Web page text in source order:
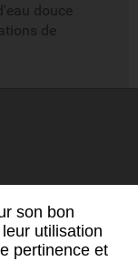
son bon
utilisation
pertinence et
douce
de